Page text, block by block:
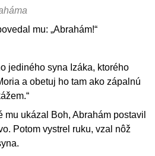
mu: „Abrahám!“
jediného syna Izáka, ktorého
a obetuj ho tam ako zápalnú
mu ukázal Boh, Abrahám postavil
Potom vystrel ruku, vzal nôž